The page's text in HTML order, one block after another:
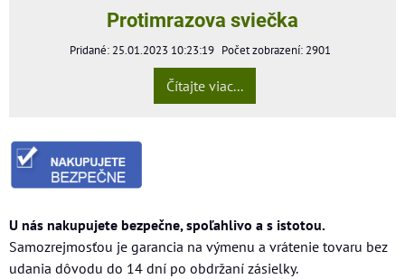
Protimrazova sviečka
Pridané: 25.01.2023 10:23:19 Počet zobrazení: 2901
Čítajte viac...
U nás nakupujete bezpečne, spoľahlivo a s istotou.
Samozrejmosťou je garancia na výmenu a vrátenie tovaru bez
udania dôvodu do 14 dní po obdržaní zásielky.